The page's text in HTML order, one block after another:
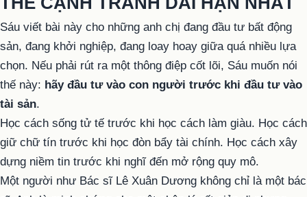
Sáu viết bài này cho những anh chị đang đầu tư bất động
sản, đang khởi nghiệp, đang loay hoay giữa quá nhiều lựa
chọn. Nếu phải rút ra một thông điệp cốt lõi, Sáu muốn nói
thế này: hãy đầu tư vào con người trước khi đầu tư vào
tài sản.
Học cách sống tử tế trước khi học cách làm giàu. Học cách
giữ chữ tín trước khi học đòn bẩy tài chính. Học cách xây
dựng niềm tin trước khi nghĩ đến mở rộng quy mô.
Một người như Bác sĩ Lê Xuân Dương không chỉ là một bác